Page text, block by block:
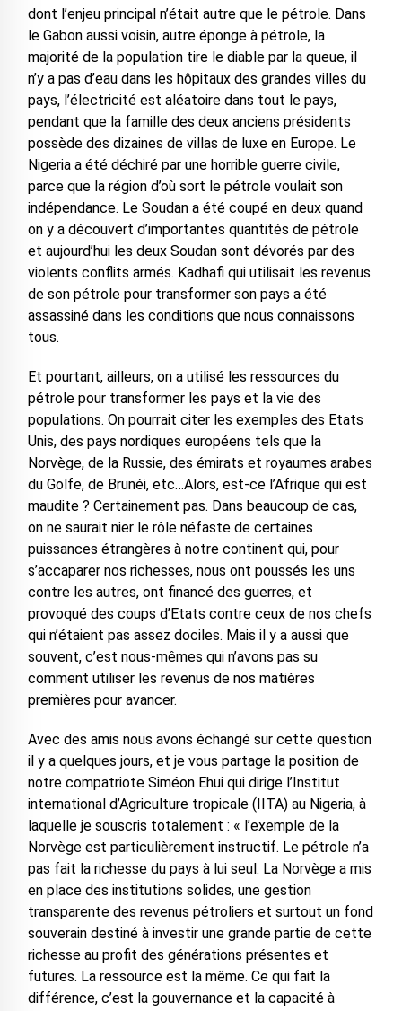
dont l’enjeu principal n’était autre que le pétrole. Dans
le Gabon aussi voisin, autre éponge à pétrole, la
majorité de la population tire le diable par la queue, il
n’y a pas d’eau dans les hôpitaux des grandes villes du
pays, l’électricité est aléatoire dans tout le pays,
pendant que la famille des deux anciens présidents
possède des dizaines de villas de luxe en Europe. Le
Nigeria a été déchiré par une horrible guerre civile,
parce que la région d’où sort le pétrole voulait son
indépendance. Le Soudan a été coupé en deux quand
on y a découvert d’importantes quantités de pétrole
et aujourd’hui les deux Soudan sont dévorés par des
violents conflits armés. Kadhafi qui utilisait les revenus
de son pétrole pour transformer son pays a été
assassiné dans les conditions que nous connaissons
tous.
Et pourtant, ailleurs, on a utilisé les ressources du
pétrole pour transformer les pays et la vie des
populations. On pourrait citer les exemples des Etats
Unis, des pays nordiques européens tels que la
Norvège, de la Russie, des émirats et royaumes arabes
du Golfe, de Brunéi, etc…Alors, est-ce l’Afrique qui est
maudite ? Certainement pas. Dans beaucoup de cas,
on ne saurait nier le rôle néfaste de certaines
puissances étrangères à notre continent qui, pour
s’accaparer nos richesses, nous ont poussés les uns
contre les autres, ont financé des guerres, et
provoqué des coups d’Etats contre ceux de nos chefs
qui n’étaient pas assez dociles. Mais il y a aussi que
souvent, c’est nous-mêmes qui n’avons pas su
comment utiliser les revenus de nos matières
premières pour avancer.
Avec des amis nous avons échangé sur cette question
il y a quelques jours, et je vous partage la position de
notre compatriote Siméon Ehui qui dirige l’Institut
international d’Agriculture tropicale (IITA) au Nigeria, à
laquelle je souscris totalement : « l’exemple de la
Norvège est particulièrement instructif. Le pétrole n’a
pas fait la richesse du pays à lui seul. La Norvège a mis
en place des institutions solides, une gestion
transparente des revenus pétroliers et surtout un fond
souverain destiné à investir une grande partie de cette
richesse au profit des générations présentes et
futures. La ressource est la même. Ce qui fait la
différence, c’est la gouvernance et la capacité à